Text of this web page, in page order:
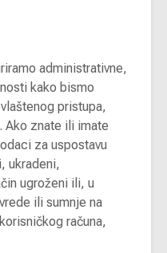
administrativne,
kako bismo
pristupa,
Ako znate ili imate
za uspostavu
ukradeni,
ugroženi ili, u
ili sumnje na
računa,